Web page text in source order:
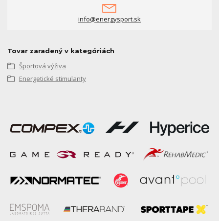
info@energysport.sk
Tovar zaradený v kategóriách
Športová výživa
Energetické stimulanty